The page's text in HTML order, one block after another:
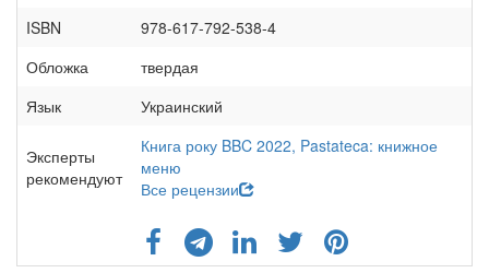
ISBN
978-617-792-538-4
Обложка
твердая
Язык
Украинский
Эксперты
рекомендуют
Книга року BBC 2022, Pastateca: книжное
меню
Все рецензии